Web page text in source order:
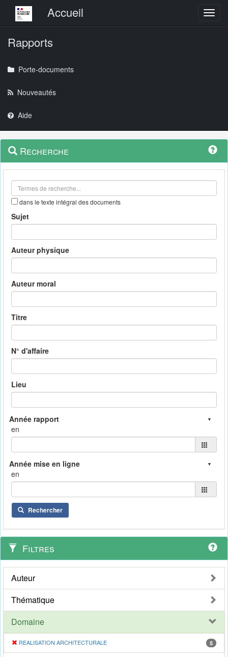
Menu principalAccueil
Rapports
Porte-documents
Nouveautés
Aide
Navigation
outils
Menu
contextuel
Recherche
dans le texte intégral des documents
Sujet
Auteur physique
Auteur moral
Titre
N° d'affaire
Lieu
en
en
Rechercher
Filtres
Auteur
Thématique
Domaine
REALISATION ARCHITECTURALE 5